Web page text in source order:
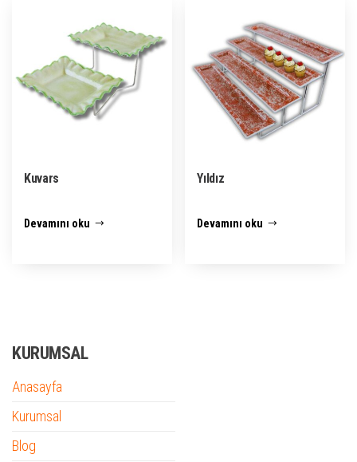
Kuvars
Devamını oku
Yıldız
Devamını oku
KURUMSAL
Anasayfa
Kurumsal
Blog